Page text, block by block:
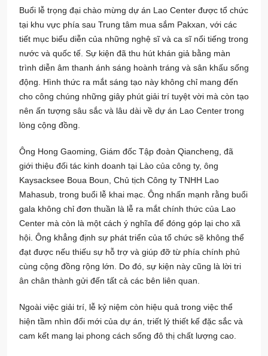
Buổi lễ trọng đại chào mừng dự án Lao Center được tổ chức
tại khu vực phía sau Trung tâm mua sắm Pakxan, với các
tiết mục biểu diễn của những nghệ sĩ và ca sĩ nổi tiếng trong
nước và quốc tế. Sự kiện đã thu hút khán giả bằng màn
trình diễn âm thanh ánh sáng hoành tráng và sân khấu sống
động. Hình thức ra mắt sáng tạo này không chỉ mang đến
cho công chúng những giây phút giải trí tuyệt vời mà còn tạo
nên ấn tượng sâu sắc và lâu dài về dự án Lao Center trong
lòng cộng đồng.
Ông Hong Gaoming, Giám đốc Tập đoàn Qiancheng, đã
giới thiệu đối tác kinh doanh tại Lào của công ty, ông
Kaysacksee Boua Boun, Chủ tịch Công ty TNHH Lao
Mahasub, trong buổi lễ khai mạc. Ông nhấn mạnh rằng buổi
gala không chỉ đơn thuần là lễ ra mắt chính thức của Lao
Center mà còn là một cách ý nghĩa để đóng góp lại cho xã
hội. Ông khẳng định sự phát triển của tổ chức sẽ không thể
đạt được nếu thiếu sự hỗ trợ và giúp đỡ từ phía chính phủ
cùng cộng đồng rộng lớn. Do đó, sự kiện này cũng là lời tri
ân chân thành gửi đến tất cả các bên liên quan.
Ngoài việc giải trí, lễ kỷ niệm còn hiệu quả trong việc thể
hiện tầm nhìn đổi mới của dự án, triết lý thiết kế đặc sắc và
cam kết mang lại phong cách sống đô thị chất lượng cao.